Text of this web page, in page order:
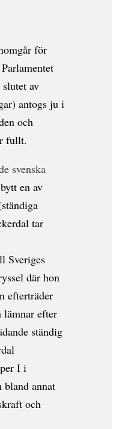
för
av
antogs ju i
och
fullt.
svenska
en av
tar
Sveriges
där hon
efterträder
lämnar efter
ständig
I i
annat
och